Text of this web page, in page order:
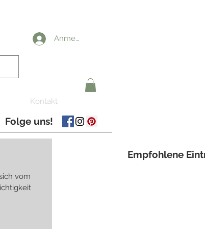
Anmelden
Kontakt
Folge uns!
vom
Empfohlene